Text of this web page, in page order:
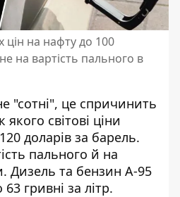
цін на нафту до 100
на вартість пального в
"сотні", це спричинить
світові ціни
доларів за барель.
пального й на
Дизель та бензин А-95
гривні за літр.